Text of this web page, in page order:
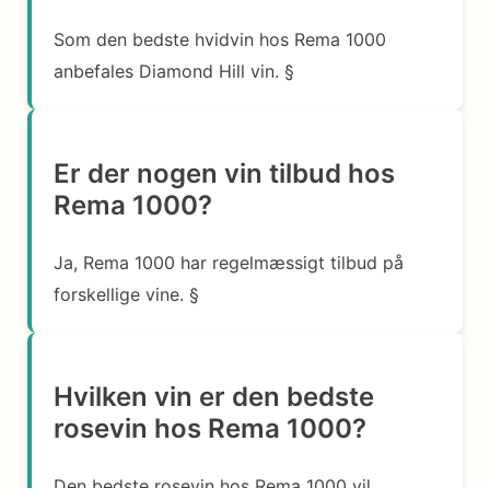
Som den bedste hvidvin hos Rema 1000
anbefales Diamond Hill vin. §
Er der nogen vin tilbud hos
Rema 1000?
Ja, Rema 1000 har regelmæssigt tilbud på
forskellige vine. §
Hvilken vin er den bedste
rosevin hos Rema 1000?